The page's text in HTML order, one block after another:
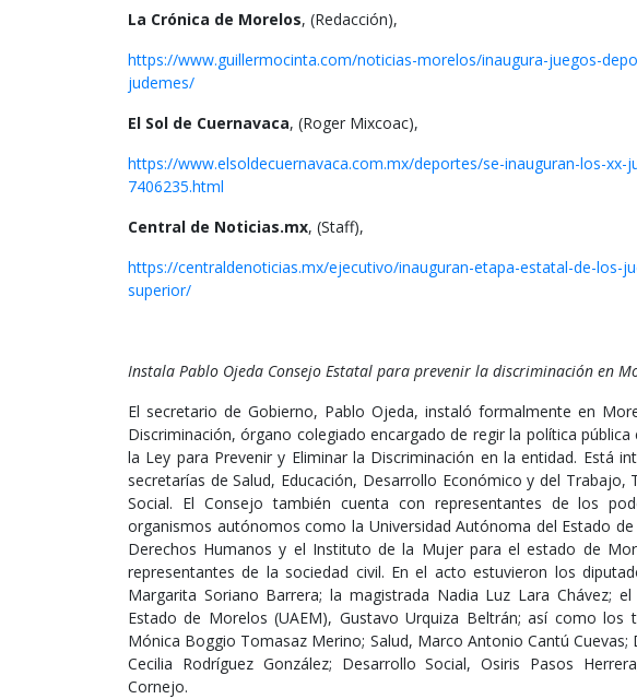
La Crónica de Morelos, (Redacción),
https://www.guillermocinta.com/noticias-morelos/inaugura-juegos-
judemes/
El Sol de Cuernavaca, (Roger Mixcoac),
https://www.elsoldecuernavaca.com.mx/deportes/se-inauguran-los-
7406235.html
Central de Noticias.mx, (Staff),
https://centraldenoticias.mx/ejecutivo/inauguran-etapa-estatal-de-los-
superior/
Instala Pablo Ojeda Consejo Estatal para prevenir la discriminación en
El secretario de Gobierno, Pablo Ojeda, instaló formalmente en
Discriminación, órgano colegiado encargado de regir la política
la Ley para Prevenir y Eliminar la Discriminación en la entidad. Está
secretarías de Salud, Educación, Desarrollo Económico y del
Social. El Consejo también cuenta con representantes de los
organismos autónomos como la Universidad Autónoma del Estado
Derechos Humanos y el Instituto de la Mujer para el estado de
representantes de la sociedad civil. En el acto estuvieron los
Margarita Soriano Barrera; la magistrada Nadia Luz Lara Chávez;
Estado de Morelos (UAEM), Gustavo Urquiza Beltrán; así como los
Mónica Boggio Tomasaz Merino; Salud, Marco Antonio Cantú
Cecilia Rodríguez González; Desarrollo Social, Osiris Pasos
Cornejo.